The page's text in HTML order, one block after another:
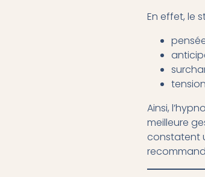
En effet, le
Ainsi,
meilleure
constatent